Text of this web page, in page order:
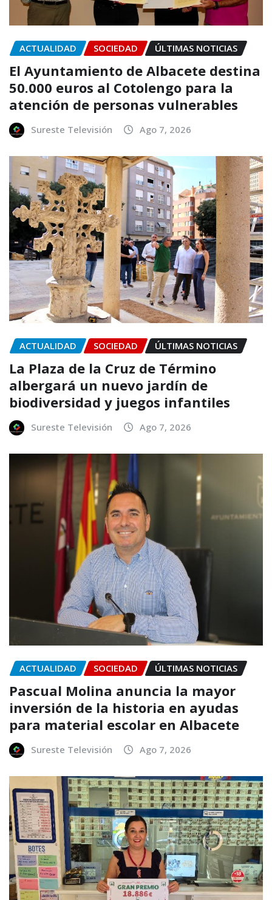
ACTUALIDAD SOCIEDAD ÚLTIMAS NOTICIAS
El Ayuntamiento de Albacete destina
50.000 euros al Cotolengo para la
atención de personas vulnerables
Sureste Televisión Ago 7, 2026
ACTUALIDAD SOCIEDAD ÚLTIMAS NOTICIAS
La Plaza de la Cruz de Término
albergará un nuevo jardín de
biodiversidad y juegos infantiles
Sureste Televisión Ago 7, 2026
ACTUALIDAD SOCIEDAD ÚLTIMAS NOTICIAS
Pascual Molina anuncia la mayor
inversión de la historia en ayudas
para material escolar en Albacete
Sureste Televisión Ago 7, 2026